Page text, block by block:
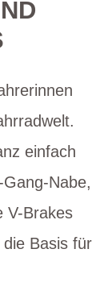
einfach
Nabe,
V-Brakes
Basis für